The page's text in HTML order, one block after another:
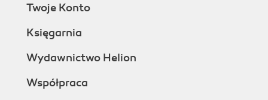
Twoje Konto
Księgarnia
Wydawnictwo Helion
Współpraca